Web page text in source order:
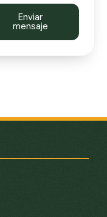
Enviar
mensaje